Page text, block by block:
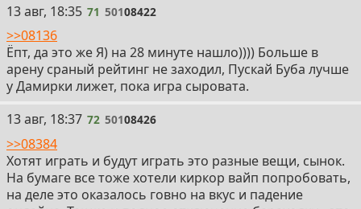
71
13 авг, 18:35 71 50108422
>>08136
Ёпт, да это же Я) на 28 минуте нашло)))) Больше в
арену сраный рейтинг не заходил, Пускай Буба лучше
у Дамирки лижет, пока игра сыровата.
72
13 авг, 18:37 72 50108426
>>08384
Хотят играть и будут играть это разные вещи, сынок.
На бумаге все тоже хотели киркор вайп попробовать,
на деле это оказалось говно на вкус и падение